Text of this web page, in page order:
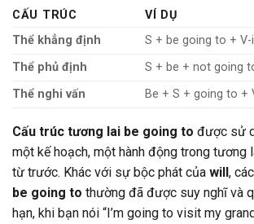
CẤU TRÚC
VÍ DỤ
Thể khẳng định
S + be going to +
Thể phủ định
S + be + not going
Thể nghi vấn
Be + S + going to +
Cấu trúc tương lai be going to được sử
một kế hoạch, một hành động trong tương
từ trước. Khác với sự bộc phát của will,
be going to thường đã được suy nghĩ và
hạn, khi bạn nói “I’m going to visit my